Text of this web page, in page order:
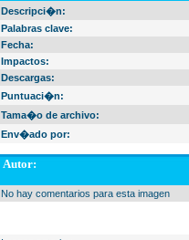
Descripci�n:
Palabras clave:
Fecha:
Impactos:
Descargas:
Puntuaci�n:
Tama�o de archivo:
Env�ado por:
Autor:
No hay comentarios para esta imagen